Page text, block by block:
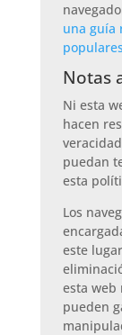
una guía
populares
Notas
Ni esta
hacen
puedan
esta
Los
este
esta web
pueden